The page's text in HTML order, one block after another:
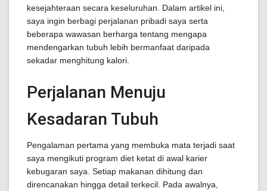
kesejahteraan secara keseluruhan. Dalam artikel ini,
saya ingin berbagi perjalanan pribadi saya serta
beberapa wawasan berharga tentang mengapa
mendengarkan tubuh lebih bermanfaat daripada
sekadar menghitung kalori.
Perjalanan Menuju
Kesadaran Tubuh
Pengalaman pertama yang membuka mata terjadi saat
saya mengikuti program diet ketat di awal karier
kebugaran saya. Setiap makanan dihitung dan
direncanakan hingga detail terkecil. Pada awalnya,